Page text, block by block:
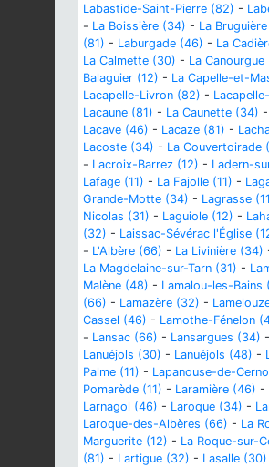
Labastide-Saint-Pierre (82) -
- La Boissière (34) - La
(81) - Laburgade (46) - La
La Calmette (30) - La Canourgue
Balaguier (12) - La Capelle-et-
Lacapelle-Livron (82) -
Lacaune (81) - La Caunette (34) -
Lacave (46) - Lacaze (81) -
Lacoste (34) - La Couvertoirade
- Lacroix-Barrez (12) - Ladern-
Lafage (11) - La Fajolle (11) -
Grande-Motte (34) - Lagrasse
Nicolas (31) - Laguiole (12) -
(32) - Laissac-Sévérac l'Église
- L'Albère (66) - La Livinière (34)
La Magdelaine-sur-Tarn (31) -
Malène (48) - Lamalou-les-Bains
(66) - Lamazère (32) -
Cassel (46) - Lamothe-Fénelon
- Lansac (66) - Lansargues (34) -
Lanuéjols (30) - Lanuéjols (48) -
Palme (11) - Lapanouse-de-
Pomarède (11) - Laramière (46) -
Larnagol (46) - Laroque (34) -
Laroque-des-Albères (66) - La
Marguerite (12) - La Roque-sur-
(81) - Lartigue (32) - Lasalle (30)